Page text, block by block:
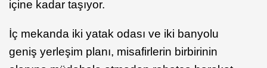
içine kadar taşıyor.
İç mekanda iki yatak odası ve iki banyolu
geniş yerleşim planı, misafirlerin birbirinin